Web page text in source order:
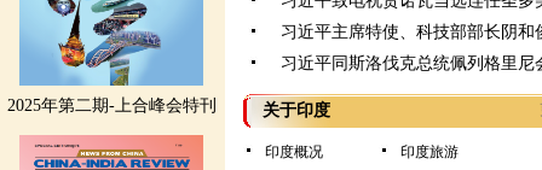
2025年第二期-上合峰会特刊
习近平主席特使、科技部部长阴
习近平同斯洛伐克总统佩列格里尼
关于印度
印度概况 印度旅游